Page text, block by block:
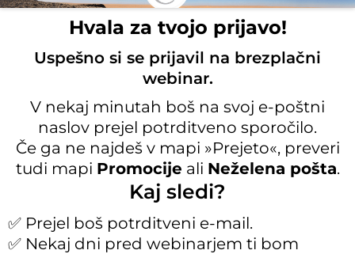
Hvala za tvojo prijavo!
Uspešno si se prijavil na brezplačni
webinar.
V nekaj minutah boš na svoj e-poštni
naslov prejel potrditveno sporočilo.
Če ga ne najdeš v mapi »Prejeto«, preveri
tudi mapi Promocije ali Neželena pošta.
Kaj sledi?
✅ Prejel boš potrditveni e-mail.
✅ Nekaj dni pred webinarjem ti bom